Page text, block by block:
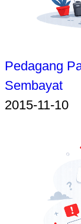
Pedagang
Sembayat
2015-11-10